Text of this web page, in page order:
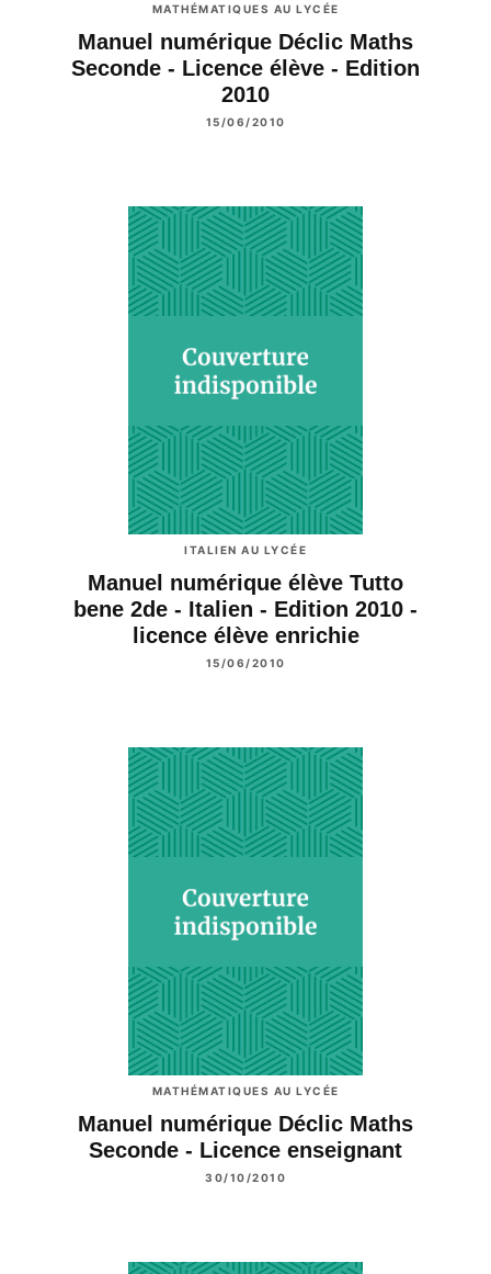
MATHÉMATIQUES AU LYCÉE
Manuel numérique Déclic Maths
Seconde - Licence élève - Edition
2010
15/06/2010
ITALIEN AU LYCÉE
Manuel numérique élève Tutto
bene 2de - Italien - Edition 2010 -
licence élève enrichie
15/06/2010
MATHÉMATIQUES AU LYCÉE
Manuel numérique Déclic Maths
Seconde - Licence enseignant
30/10/2010